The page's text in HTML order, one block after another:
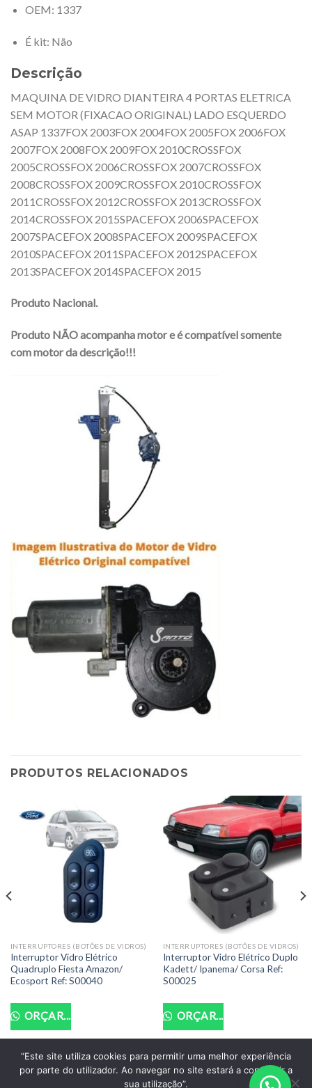
OEM: 1337
É kit: Não
Descrição
MAQUINA DE VIDRO DIANTEIRA 4 PORTAS ELETRICA
SEM MOTOR (FIXACAO ORIGINAL) LADO ESQUERDO
ASAP 1337FOX 2003FOX 2004FOX 2005FOX 2006FOX
2007FOX 2008FOX 2009FOX 2010CROSSFOX
2005CROSSFOX 2006CROSSFOX 2007CROSSFOX
2008CROSSFOX 2009CROSSFOX 2010CROSSFOX
2011CROSSFOX 2012CROSSFOX 2013CROSSFOX
2014CROSSFOX 2015SPACEFOX 2006SPACEFOX
2007SPACEFOX 2008SPACEFOX 2009SPACEFOX
2010SPACEFOX 2011SPACEFOX 2012SPACEFOX
2013SPACEFOX 2014SPACEFOX 2015
Produto Nacional.
Produto NÃO acompanha motor e é compatível somente
com motor da descrição!!!
PRODUTOS RELACIONADOS
INTERRUPTORES (BOTÕES DE VIDROS)
Interruptor Vidro Elétrico
Quadruplo Fiesta Amazon/
Ecosport Ref: S00040
ORÇAR...
INTERRUPTORES (BOTÕES DE VIDROS)
Interruptor Vidro Elétrico Duplo
Kadett/ Ipanema/ Corsa Ref:
S00025
ORÇAR...
POLITICA DE PRIVACIDADE TERMOS DE USO
“Este site utiliza cookies para permitir uma melhor experiência
por parte do utilizador. Ao navegar no site estará a consentir a
sua utilização”.